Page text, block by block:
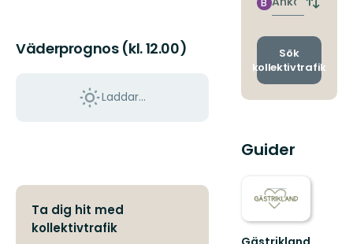
Väderprognos (kl. 12.00)
Laddar...
Ta dig hit med
kollektivtrafik
Byt
och
Sök
kollektivtrafik
Guider